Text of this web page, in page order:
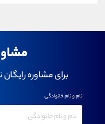
برای مشاوره
نام و نام خانوادگی